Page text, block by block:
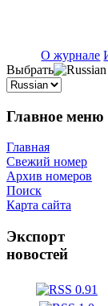
О журнале
Выбрать
Главное меню
Главная
Свежий номер
Архив номеров
Поиск
Карта сайта
Экспорт
новостей